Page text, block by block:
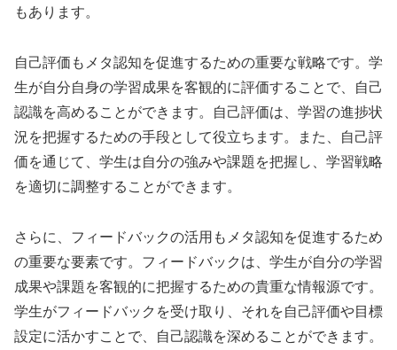
もあります。
自己評価もメタ認知を促進するための重要な戦略です。学
生が自分自身の学習成果を客観的に評価することで、自己
認識を高めることができます。自己評価は、学習の進捗状
況を把握するための手段として役立ちます。また、自己評
価を通じて、学生は自分の強みや課題を把握し、学習戦略
を適切に調整することができます。
さらに、フィードバックの活用もメタ認知を促進するため
の重要な要素です。フィードバックは、学生が自分の学習
成果や課題を客観的に把握するための貴重な情報源です。
学生がフィードバックを受け取り、それを自己評価や目標
設定に活かすことで、自己認識を深めることができます。